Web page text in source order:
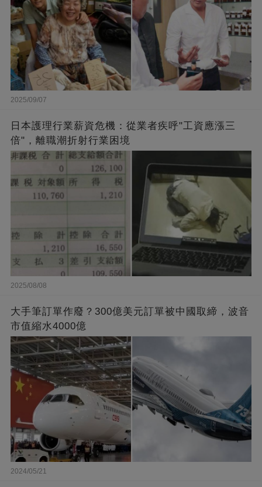
2025/09/07
日本護理行業薪資危機：從業者疾呼"工資應漲三
倍"，離職潮折射行業困境
2025/08/08
大手筆訂單作廢？300億美元訂單被中國取締，波音
市值縮水4000億
2024/05/21